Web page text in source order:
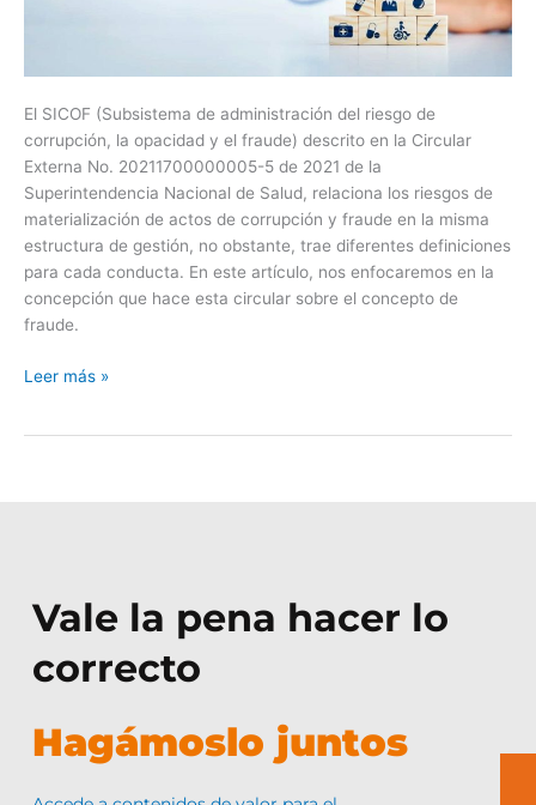
El SICOF (Subsistema de administración del riesgo de
corrupción, la opacidad y el fraude) descrito en la Circular
Externa No. 20211700000005-5 de 2021 de la
Superintendencia Nacional de Salud, relaciona los riesgos de
materialización de actos de corrupción y fraude en la misma
estructura de gestión, no obstante, trae diferentes definiciones
para cada conducta. En este artículo, nos enfocaremos en la
concepción que hace esta circular sobre el concepto de
fraude.
Leer más »
Vale la pena hacer lo
correcto
Hagámoslo juntos